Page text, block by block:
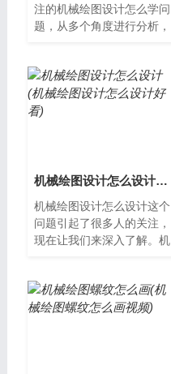
注的机械绘图设计怎么学问
题，从多个角度进行分析，
绘图设计是...
机械绘图设计怎么设计(机械绘图设计怎么设计好看)
机械绘图设计怎么设计这个
问题引起了很多人的关注，
现在让我们来深入了解。机
造所需的所...